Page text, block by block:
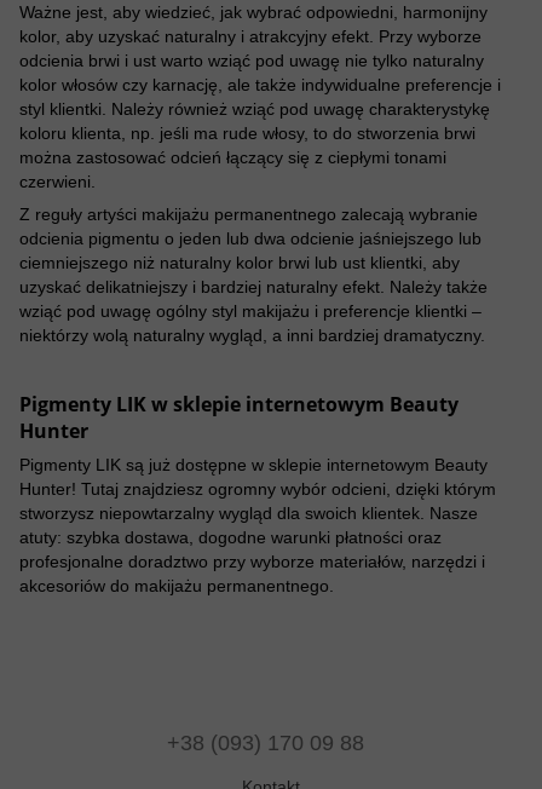
Ważne jest, aby wiedzieć, jak wybrać odpowiedni, harmonijny
kolor, aby uzyskać naturalny i atrakcyjny efekt. Przy wyborze
odcienia brwi i ust warto wziąć pod uwagę nie tylko naturalny
kolor włosów czy karnację, ale także indywidualne preferencje i
styl klientki. Należy również wziąć pod uwagę charakterystykę
koloru klienta, np. jeśli ma rude włosy, to do stworzenia brwi
można zastosować odcień łączący się z ciepłymi tonami
czerwieni.
Z reguły artyści makijażu permanentnego zalecają wybranie
odcienia pigmentu o jeden lub dwa odcienie jaśniejszego lub
ciemniejszego niż naturalny kolor brwi lub ust klientki, aby
uzyskać delikatniejszy i bardziej naturalny efekt. Należy także
wziąć pod uwagę ogólny styl makijażu i preferencje klientki –
niektórzy wolą naturalny wygląd, a inni bardziej dramatyczny.
Pigmenty LIK w sklepie internetowym Beauty
Hunter
Pigmenty LIK są już dostępne w sklepie internetowym Beauty
Hunter! Tutaj znajdziesz ogromny wybór odcieni, dzięki którym
stworzysz niepowtarzalny wygląd dla swoich klientek. Nasze
atuty: szybka dostawa, dogodne warunki płatności oraz
profesjonalne doradztwo przy wyborze materiałów, narzędzi i
akcesoriów do makijażu permanentnego.
+38 (093) 170 09 88